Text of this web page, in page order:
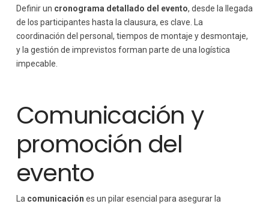
Definir un cronograma detallado del evento, desde la llegada
de los participantes hasta la clausura, es clave. La
coordinación del personal, tiempos de montaje y desmontaje,
y la gestión de imprevistos forman parte de una logística
impecable.
Comunicación y
promoción del
evento
La comunicación es un pilar esencial para asegurar la